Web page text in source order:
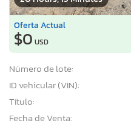
Oferta Actual
$0 USD
Número de lote:
ID vehicular (VIN):
Título:
Fecha de Venta: